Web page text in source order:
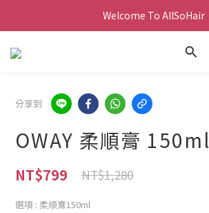
Welcome To AllSoHair
分享到
OWAY 柔順膏 150ml
NT$799 NT$1,280
選項 : 柔順膏150ml